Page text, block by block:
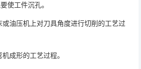
使工件沉孔。
油压机上对刀具角度进行切削的工艺过
成形的工艺过程。